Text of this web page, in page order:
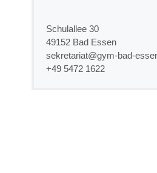
Schulallee 30
49152 Bad Essen
sekretariat@gym-bad-
+49 5472 1622